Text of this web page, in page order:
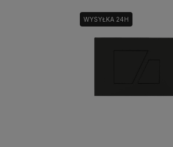
WYSYŁKA 24H